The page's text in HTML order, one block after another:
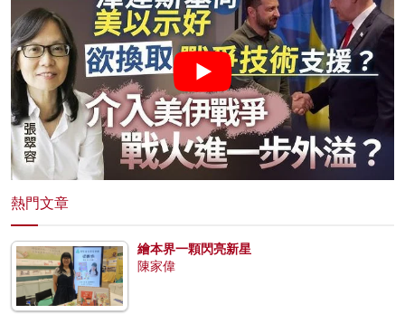
熱門文章
繪本界一顆閃亮新星
陳家偉